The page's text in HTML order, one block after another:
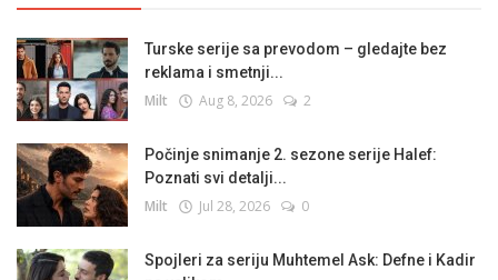
Turske serije sa prevodom – gledajte bez
reklama i smetnji...
Milt Aug 8, 2026 2
Počinje snimanje 2. sezone serije Halef:
Poznati svi detalji...
Milt Jul 28, 2026 0
Spojleri za seriju Muhtemel Ask: Defne i Kadir